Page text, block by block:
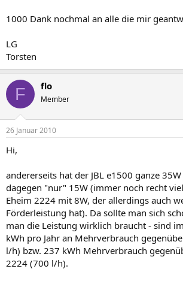
1000 Dank nochmal an alle die mir
LG
Torsten
F flo
Member
26 Januar 2010
Hi,
andererseits hat der JBL e1500 ganze
dagegen "nur" 15W (immer noch recht
Eheim 2224 mit 8W, der allerdings auch
Förderleistung hat). Da sollte man sich
man die Leistung wirklich braucht - sind
kWh pro Jahr an Mehrverbrauch
l/h) bzw. 237 kWh Mehrverbrauch
2224 (700 l/h).